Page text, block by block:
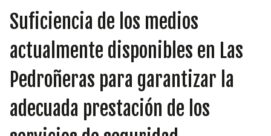
INICIATIVAS
TEMÁTICAS
Suficiencia de los medios
actualmente disponibles en Las
Pedroñeras para garantizar la
adecuada prestación de los